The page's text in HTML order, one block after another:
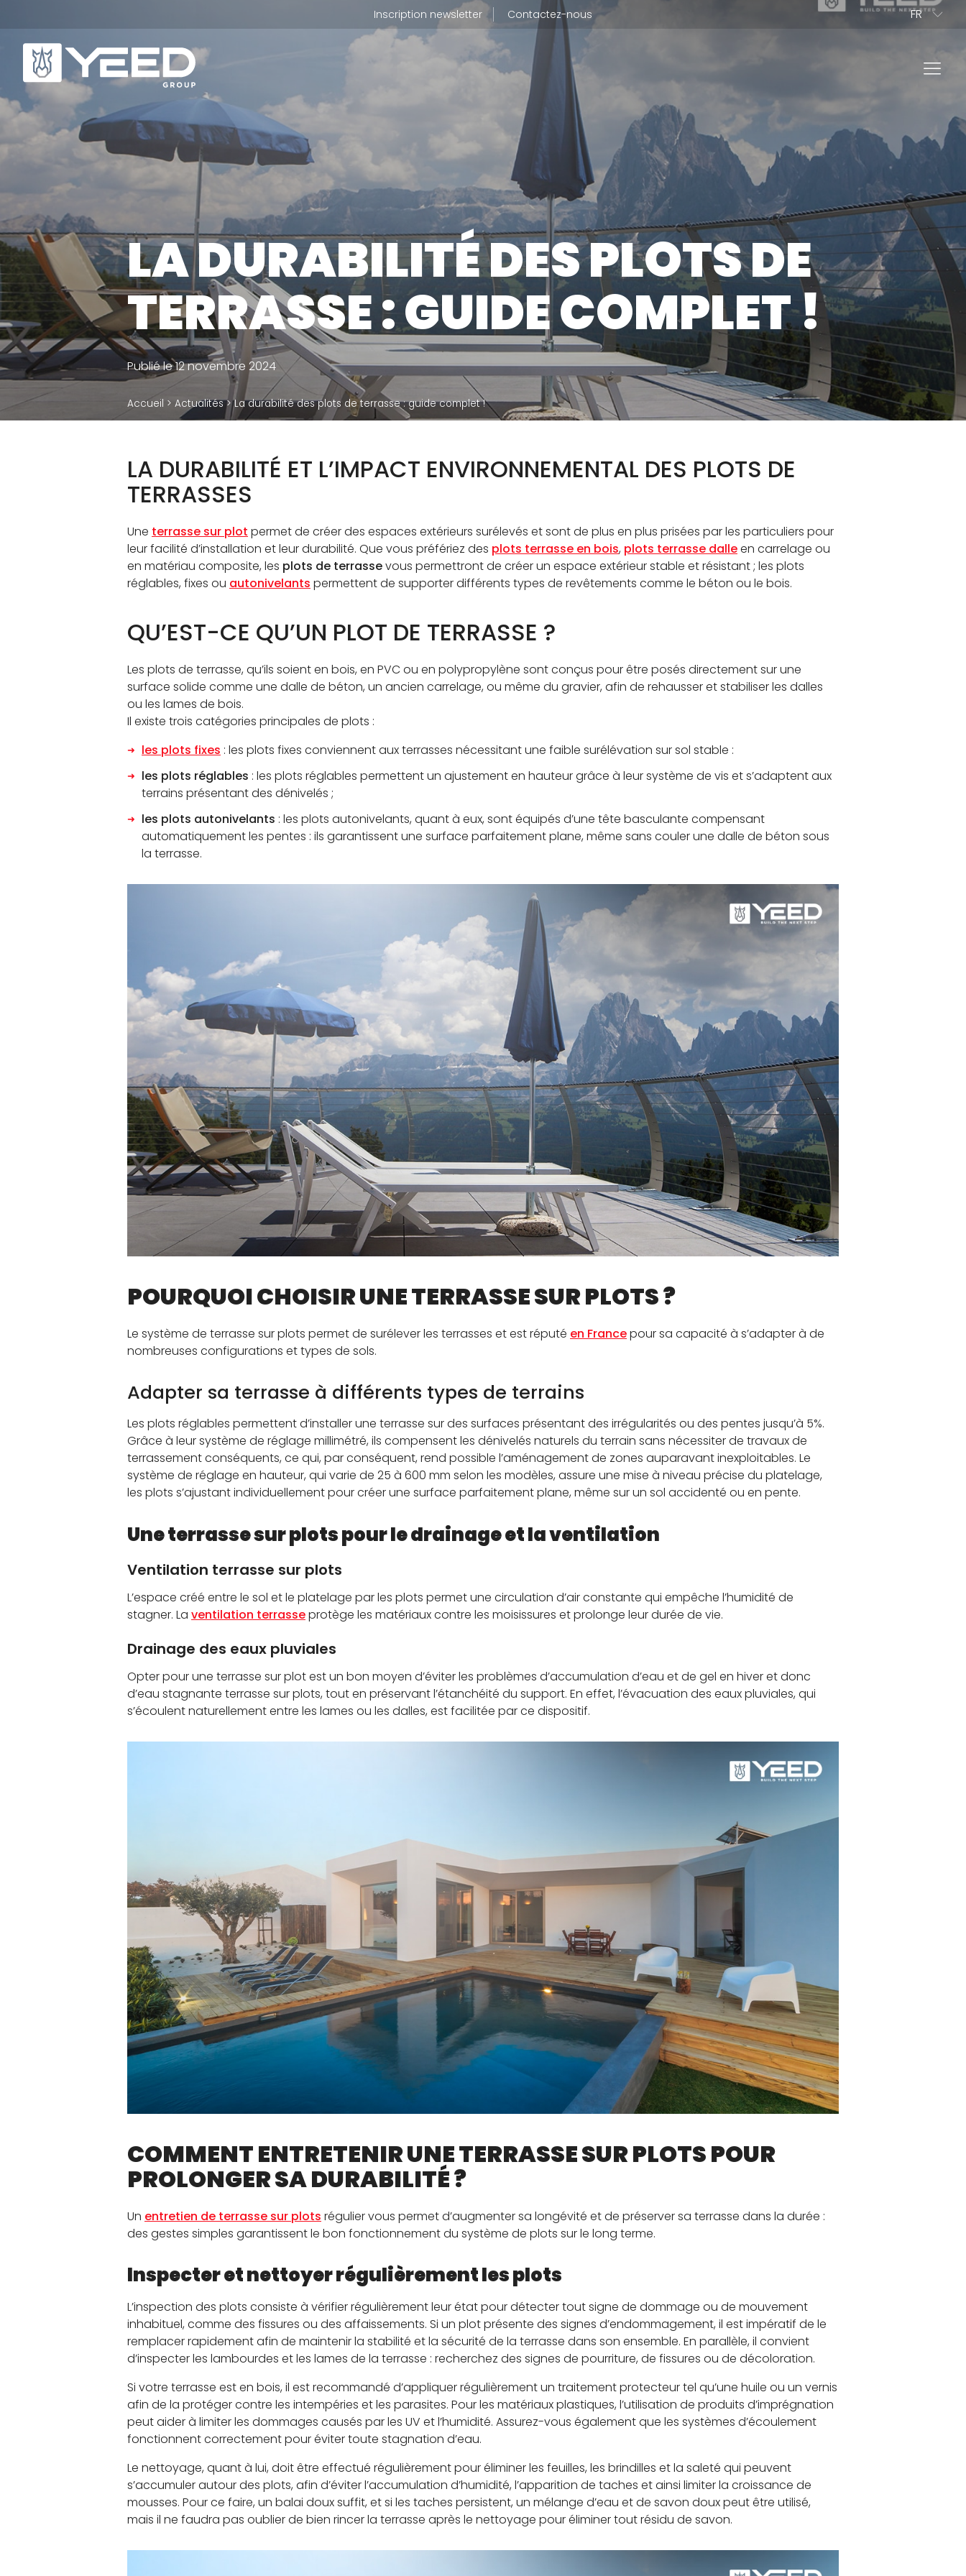
Inscription newsletter Contactez-nous
FR
ES
NOS GAMMES
Gamme Origin
Gamme Unika
NOS PLOTS
Plots terrasse dalle
Plots terrasse bois
Accessoires
QUI SOMMES-NOUS
Notre métier
Notre usine de production
Notre politique RSE
RÉSERVÉ À NOS
DISTRIBUTEURS
Calculateur de plots et calepinage
terrasse
BLOG
JE SUIS PROFESSIONNEL
OÙ TROUVER NOS PRODUITS
CONTACTEZ-NOUS
CATALOGUE
LA DURABILITÉ DES PLOTS DE
TERRASSE : GUIDE COMPLET !
Publié le 12 novembre 2024
Accueil > Actualités>La durabilité des plots de terrasse : guide complet !
LA DURABILITÉ ET L’IMPACT ENVIRONNEMENTAL DES PLOTS DE
TERRASSES
Une terrasse sur plot permet de créer des espaces extérieurs surélevés et sont de plus en plus prisées par les particuliers pour
leur facilité d’installation et leur durabilité. Que vous préfériez des plots terrasse en bois, plots terrasse dalleen carrelage ou
en matériau composite, les plots de terrassevous permettront de créer un espace extérieur stable et résistant ; les plots
réglables, fixes ou autonivelants permettent de supporter différents types de revêtements comme le béton ou le bois.
QU’EST-CE QU’UN PLOT DE TERRASSE ?
Les plots de terrasse, qu’ils soient en bois, en PVC ou en polypropylène sont conçus pour être posés directement sur une
surface solide comme une dalle de béton, un ancien carrelage, ou même du gravier, afin de rehausser et stabiliser les dalles
ou les lames de bois.
Il existe trois catégories principales de plots :
les plots fixes : les plots fixes conviennent aux terrasses nécessitant une faible surélévation sur sol stable :
les plots réglables : les plots réglables permettent un ajustement en hauteur grâce à leur système de vis et s’adaptent aux
terrains présentant des dénivelés ;
les plots autonivelants : les plots autonivelants, quant à eux, sont équipés d’une tête basculante compensant
automatiquement les pentes : ils garantissent une surface parfaitement plane, même sans couler une dalle de béton sous
la terrasse.
POURQUOI CHOISIR UNE TERRASSE SUR PLOTS ?
Le système de terrasse sur plots permet de surélever les terrasses et est réputé en Francepour sa capacité à s’adapter à de
nombreuses configurations et types de sols.
Adapter sa terrasse à différents types de terrains
Les plots réglables permettent d’installer une terrasse sur des surfaces présentant des irrégularités ou des pentes jusqu’à 5%.
Grâce à leur système de réglage millimétré, ils compensent les dénivelés naturels du terrain sans nécessiter de travaux de
terrassement conséquents, ce qui, par conséquent, rend possible l’aménagement de zones auparavant inexploitables. Le
système de réglage en hauteur, qui varie de 25 à 600 mm selon les modèles, assure une mise à niveau précise du platelage,
les plots s’ajustant individuellement pour créer une surface parfaitement plane, même sur un sol accidenté ou en pente.
Une terrasse sur plots pour le drainage et la ventilation
Ventilation terrasse sur plots
L’espace créé entre le sol et le platelage par les plots permet une circulation d’air constante qui empêche l’humidité de
stagner. La ventilation terrasseprotège les matériaux contre les moisissures et prolonge leur durée de vie.
Drainage des eaux pluviales
Opter pour une terrasse sur plot est un bon moyen d’éviter les problèmes d’accumulation d’eau et de gel en hiver et donc
d’eau stagnante terrasse sur plots, tout en préservant l’étanchéité du support. En effet, l’évacuation des eaux pluviales, qui
s’écoulent naturellement entre les lames ou les dalles, est facilitée par ce dispositif.
COMMENT ENTRETENIR UNE TERRASSE SUR PLOTS POUR
PROLONGER SA DURABILITÉ ?
Un entretien de terrasse sur plots régulier vous permet d’augmenter sa longévité et de préserver sa terrasse dans la durée :
des gestes simples garantissent le bon fonctionnement du système de plots sur le long terme.
Inspecter et nettoyer régulièrement les plots
L’inspection des plots consiste à vérifier régulièrement leur état pour détecter tout signe de dommage ou de mouvement
inhabituel, comme des fissures ou des affaissements. Si un plot présente des signes d’endommagement, il est impératif de le
remplacer rapidement afin de maintenir la stabilité et la sécurité de la terrasse dans son ensemble. En parallèle, il convient
d’inspecter les lambourdes et les lames de la terrasse : recherchez des signes de pourriture, de fissures ou de décoloration.
Si votre terrasse est en bois, il est recommandé d’appliquer régulièrement un traitement protecteur tel qu’une huile ou un vernis
afin de la protéger contre les intempéries et les parasites. Pour les matériaux plastiques, l’utilisation de produits d’imprégnation
peut aider à limiter les dommages causés par les UV et l’humidité. Assurez-vous également que les systèmes d’écoulement
fonctionnent correctement pour éviter toute stagnation d’eau.
Le nettoyage, quant à lui, doit être effectué régulièrement pour éliminer les feuilles, les brindilles et la saleté qui peuvent
s’accumuler autour des plots, afin d’éviter l’accumulation d’humidité, l’apparition de taches et ainsi limiter la croissance de
mousses. Pour ce faire, un balai doux suffit, et si les taches persistent, un mélange d’eau et de savon doux peut être utilisé,
mais il ne faudra pas oublier de bien rincer la terrasse après le nettoyage pour éliminer tout résidu de savon.